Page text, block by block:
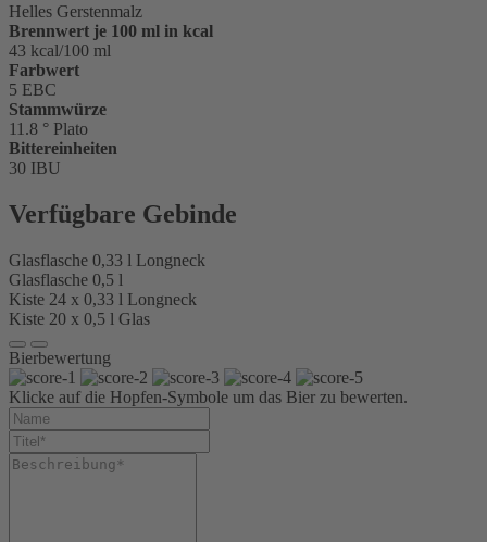
Helles Gerstenmalz
Brennwert je 100 ml in kcal
43 kcal/100 ml
Farbwert
5 EBC
Stammwürze
11.8 ° Plato
Bittereinheiten
30 IBU
Verfügbare Gebinde
Glasflasche 0,33 l Longneck
Glasflasche 0,5 l
Kiste 24 x 0,33 l Longneck
Kiste 20 x 0,5 l Glas
Bierbewertung
Klicke auf die Hopfen-Symbole um das Bier zu bewerten.